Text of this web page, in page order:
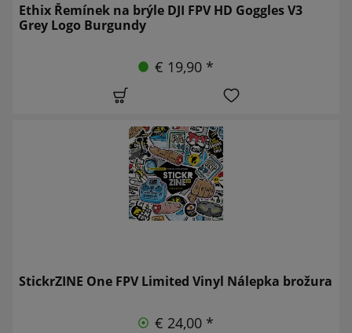
Ethix Řemínek na brýle DJI FPV HD Goggles V3
Grey Logo Burgundy
€ 19,90 *
StickrZINE One FPV Limited Vinyl Nálepka brožura
€ 24,00 *